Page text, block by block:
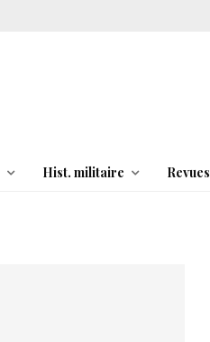
Hist. militaire Revues